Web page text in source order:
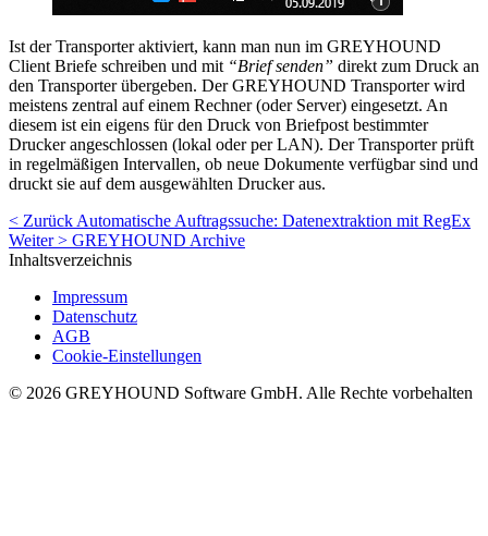
Ist der Transporter aktiviert, kann man nun im GREYHOUND
Client Briefe schreiben und mit “Brief senden” direkt zum Druck an
den Transporter übergeben. Der GREYHOUND Transporter wird
meistens zentral auf einem Rechner (oder Server) eingesetzt. An
diesem ist ein eigens für den Druck von Briefpost bestimmter
Drucker angeschlossen (lokal oder per LAN). Der Transporter prüft
in regelmäßigen Intervallen, ob neue Dokumente verfügbar sind und
druckt sie auf dem ausgewählten Drucker aus.
< Zurück Automatische Auftragssuche: Datenextraktion mit RegEx
Weiter > GREYHOUND Archive
Inhaltsverzeichnis
Impressum
Datenschutz
AGB
Cookie-Einstellungen
© 2026 GREYHOUND Software GmbH. Alle Rechte vorbehalten